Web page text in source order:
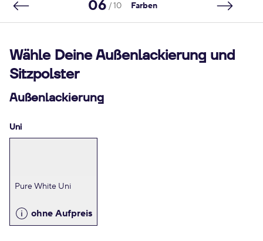
06 / 10 Farben
Wähle Deine Außenlackierung und
Sitzpolster
Außenlackierung
Uni
Pure White Uni
ohne Aufpreis